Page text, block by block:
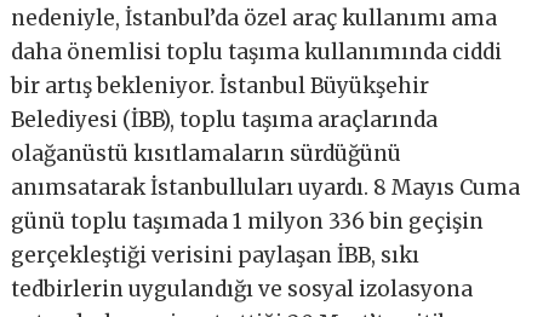
nedeniyle, İstanbul’da özel araç kullanımı ama
daha önemlisi toplu taşıma kullanımında ciddi
bir artış bekleniyor. İstanbul Büyükşehir
Belediyesi (İBB), toplu taşıma araçlarında
olağanüstü kısıtlamaların sürdüğünü
anımsatarak İstanbulluları uyardı. 8 Mayıs Cuma
günü toplu taşımada 1 milyon 336 bin geçişin
gerçekleştiği verisini paylaşan İBB, sıkı
tedbirlerin uygulandığı ve sosyal izolasyona